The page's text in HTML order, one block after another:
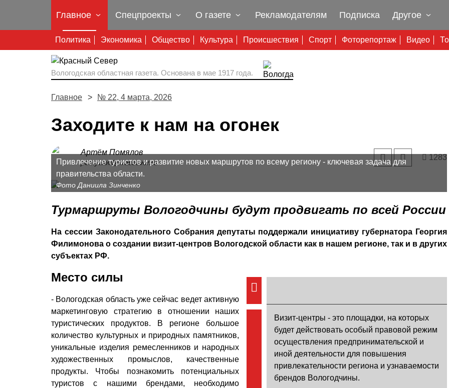
Главное
Политика Экономика Общество Культура Происшествия Спорт Фоторепортаж Видео
Спецпроекты О газете Рекламодателям Подписка Другое
Вологодская областная газета. Основана в мае 1917 года.
Главное № 22, 4 марта, 2026
Заходите к нам на огонек
Артём Помялов
pomyalov@krassever.ru
1283
Привлечение туристов и развитие новых маршрутов по всему региону - ключевая задача для
правительства области.
Фото Даниила Зинченко
Турмаршруты Вологодчины будут продвигать по всей России
На сессии Законодательного Собрания депутаты поддержали инициативу губернатора Георгия
Филимонова о создании визит-центров Вологодской области как в нашем регионе, так и в других
субъектах РФ.
Визит-центры - это площадки, на которых
будет действовать особый правовой режим
осуществления предпринимательской и
иной деятельности для повышения
привлекательности региона и узнаваемости
брендов Вологодчины.
Место силы
- Вологодская область уже сейчас ведет активную
маркетинговую стратегию в отношении наших
туристических продуктов. В регионе большое
количество культурных и природных памятников,
уникальные изделия ремесленников и народных
художественных промыслов, качественные
продукты. Чтобы познакомить потенциальных
туристов с нашими брендами, необходимо